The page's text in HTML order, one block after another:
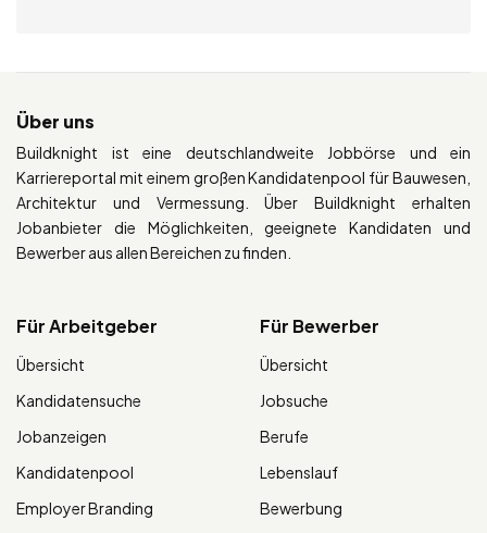
Über uns
Buildknight ist eine deutschlandweite Jobbörse und ein
Karriereportal mit einem großen Kandidatenpool für Bauwesen,
Architektur und Vermessung. Über Buildknight erhalten
Jobanbieter die Möglichkeiten, geeignete Kandidaten und
Bewerber aus allen Bereichen zu finden.
Für Arbeitgeber
Übersicht
Kandidatensuche
Jobanzeigen
Kandidatenpool
Employer Branding
Für Bewerber
Übersicht
Jobsuche
Berufe
Lebenslauf
Bewerbung